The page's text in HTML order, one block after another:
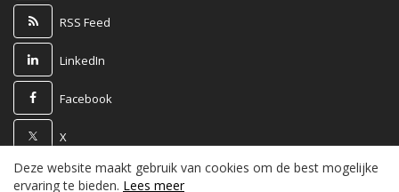
RSS Feed
LinkedIn
Facebook
X
Powered by
Deze website maakt gebruik van cookies om de best mogelijke
ervaring te bieden. Lees meer